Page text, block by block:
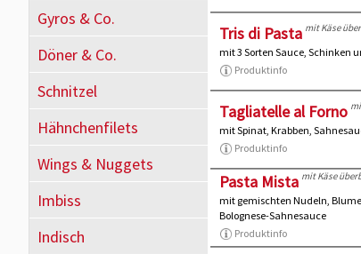
Gyros & Co.
Döner & Co.
Schnitzel
Hähnchenfilets
Wings & Nuggets
Imbiss
Indisch
Tris di Pasta mit Käse
mit 3 Sorten Sauce, Schinken
Produktinfo
Tagliatelle al Forno
mit Spinat, Krabben,
Produktinfo
Pasta Mista mit Käse
mit gemischten Nudeln,
Bolognese-Sahnesauce
Produktinfo